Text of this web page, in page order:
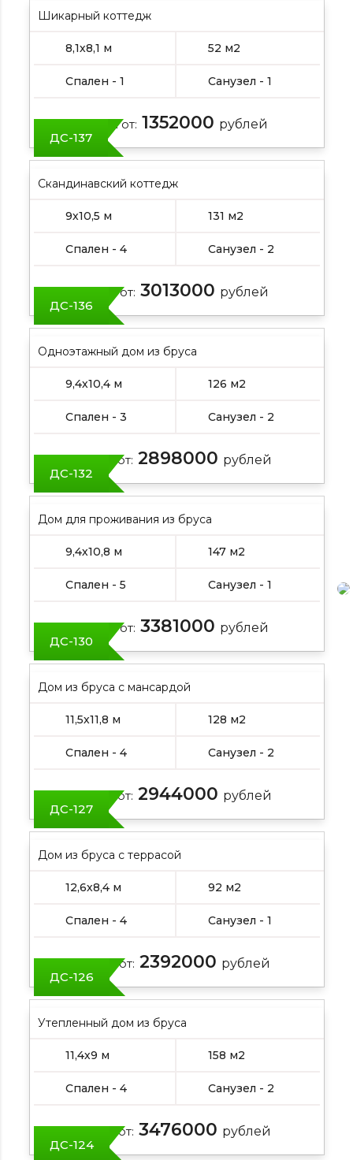
Шикарный коттедж
8,1х8,1 м 52 м2
Спален - 1 Санузел - 1
Цена от: 1352000 рублей
ДС-137
Скандинавский коттедж
9х10,5 м 131 м2
Спален - 4 Санузел - 2
Цена от: 3013000 рублей
ДС-136
Одноэтажный дом из бруса
9,4х10,4 м 126 м2
Спален - 3 Санузел - 2
Цена от: 2898000 рублей
ДС-132
Дом для проживания из бруса
9,4х10,8 м 147 м2
Спален - 5 Санузел - 1
Цена от: 3381000 рублей
ДС-130
Дом из бруса с мансардой
11,5х11,8 м 128 м2
Спален - 4 Санузел - 2
Цена от: 2944000 рублей
ДС-127
Дом из бруса с террасой
12,6х8,4 м 92 м2
Спален - 4 Санузел - 1
Цена от: 2392000 рублей
ДС-126
Утепленный дом из бруса
11,4х9 м 158 м2
Спален - 4 Санузел - 2
Цена от: 3476000 рублей
ДС-124